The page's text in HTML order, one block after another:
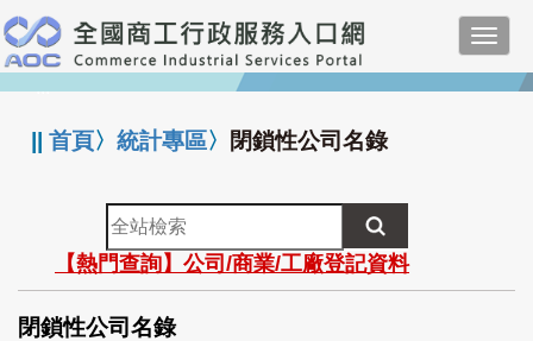
跳
到
主
要
:::
||首頁〉統計專區〉 閉鎖性公司名錄
全
站
檢
索
【熱門查詢】公司/商業/工廠登記資料
閉鎖性公司名錄